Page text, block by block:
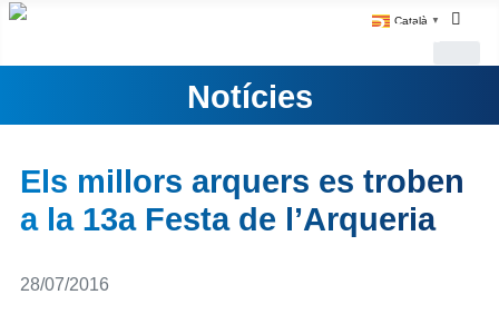
Català ▼
Notícies
Els millors arquers es troben
a la 13a Festa de l’Arqueria
Detalls
28/07/2016